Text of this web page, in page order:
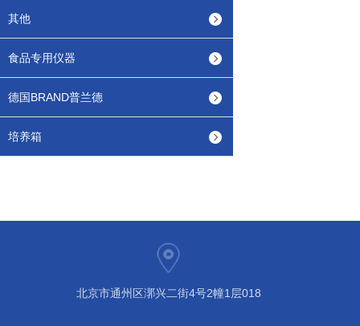
其他
食品专用仪器
德国BRAND普兰德
培养箱
北京市通州区漷兴二街4号2幢1层018